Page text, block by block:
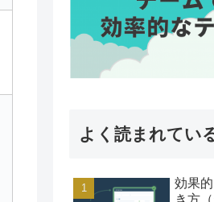
よく読まれてい
効果